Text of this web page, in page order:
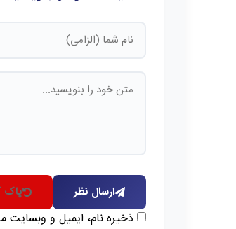
ارسال نظر پاک
ذخیره نام، ایمیل و وبسایت